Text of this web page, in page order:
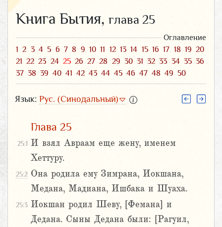
Книга Бытия, глава 25
Оглавление
1 2 3 4 5 6 7 8 9 10 11 12 13 14 15 16 17 18 19 20
21 22 23 24 25 26 27 28 29 30 31 32 33 34 35 36
37 38 39 40 41 42 43 44 45 46 47 48 49 50
Язык: Рус. (Синодальный)
Глава 25
25:1 И взял Авраам еще жену, именем
Хеттуру.
25:2 Она родила ему Зимрана, Иокшана,
Медана, Мадиана, Ишбака и Шуаха.
25:3 Иокшан родил Шеву, [Фемана] и
Дедана. Сыны Дедана были: [Рагуил,